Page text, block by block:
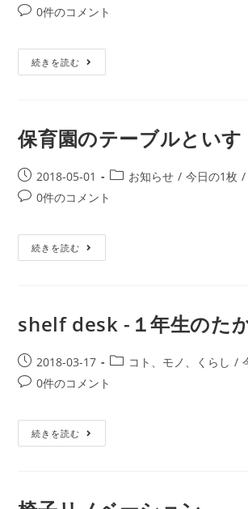
0件のコメント
続きを読む
保育園のテーブルといす
2018-05-01 お知らせ / 今日の1枚 /
0件のコメント
続きを読む
shelf desk -１年生のた
2018-03-17 コト、モノ、くらし /
0件のコメント
続きを読む